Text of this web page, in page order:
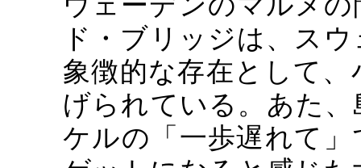
ド・ブリッジは、ス
象徴的な存在として
げられている。あた
ケルの「一歩遅れて